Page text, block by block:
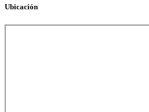
Ubicación